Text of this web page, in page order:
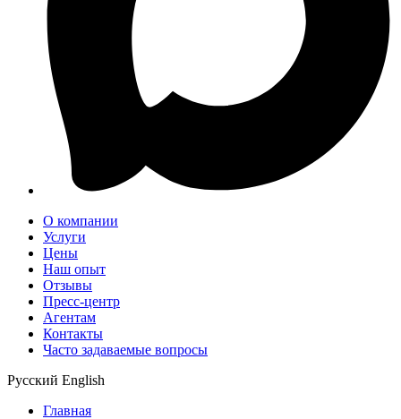
О компании
Услуги
Цены
Наш опыт
Отзывы
Пресс-центр
Агентам
Контакты
Часто задаваемые вопросы
Русский English
Главная